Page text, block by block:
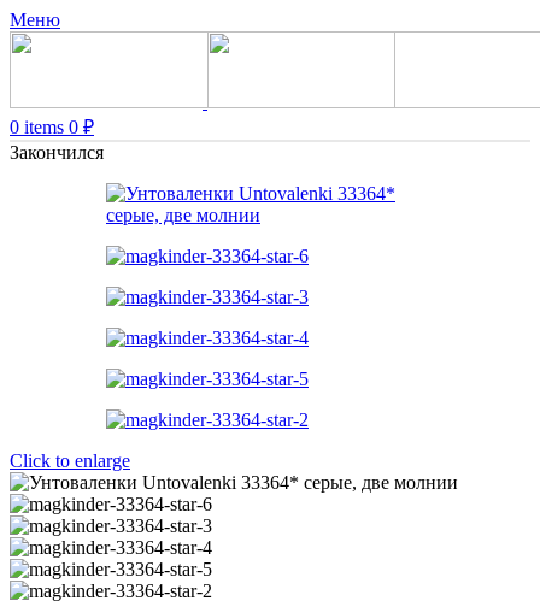
Меню
0 items 0 ₽
Закончился
Click to enlarge